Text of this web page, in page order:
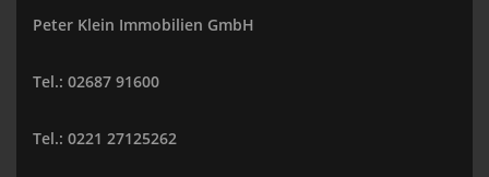
Peter Klein Immobilien GmbH
Tel.: 02687 91600
Tel.: 0221 27125262